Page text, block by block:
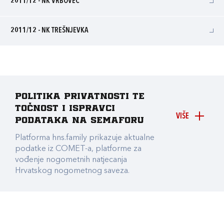
2011/12 - NK TREŠNJEVKA
VIŠE
Politika privatnosti te
točnost i ispravci
podataka na Semaforu
Platforma hns.family prikazuje aktualne
podatke iz COMET-a, platforme za
vođenje nogometnih natjecanja
Hrvatskog nogometnog saveza.